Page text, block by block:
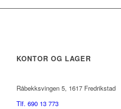
KONTOR OG LAGER
Råbekksvingen 5, 1617 Fredrikstad
Tlf. 690 13 773